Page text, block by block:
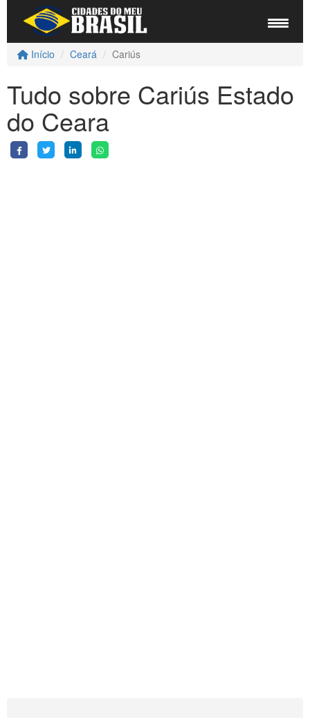
Início Ceará Cariús
Tudo sobre Cariús Estado
do Ceara